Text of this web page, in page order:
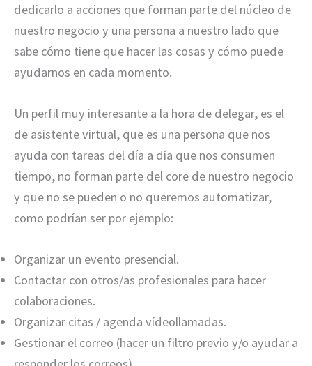
dedicarlo a acciones que forman parte del núcleo de
nuestro negocio y una persona a nuestro lado que
sabe cómo tiene que hacer las cosas y cómo puede
ayudarnos en cada momento.
Un perfil muy interesante a la hora de delegar, es el
de asistente virtual, que es una persona que nos
ayuda con tareas del día a día que nos consumen
tiempo, no forman parte del core de nuestro negocio
y que no se pueden o no queremos automatizar,
como podrían ser por ejemplo:
Organizar un evento presencial.
Contactar con otros/as profesionales para hacer
colaboraciones.
Organizar citas / agenda vídeollamadas.
Gestionar el correo (hacer un filtro previo y/o ayudar a